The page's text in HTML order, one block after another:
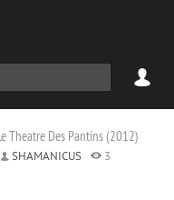
Theatre Des Pantins (2012)
SHAMANICUS
3